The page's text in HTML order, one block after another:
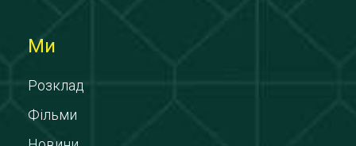
Ми
Розклад
Фільми